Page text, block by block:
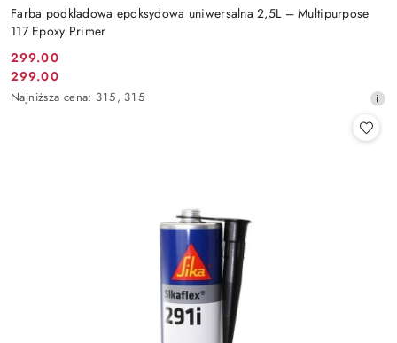
Farba podkładowa epoksydowa uniwersalna 2,5L – Multipurpose
117 Epoxy Primer
Cena
promocyjna:
299.00
Cena
promocyjna:
299.00
Najniższa
Najniższa cena: 315, 315